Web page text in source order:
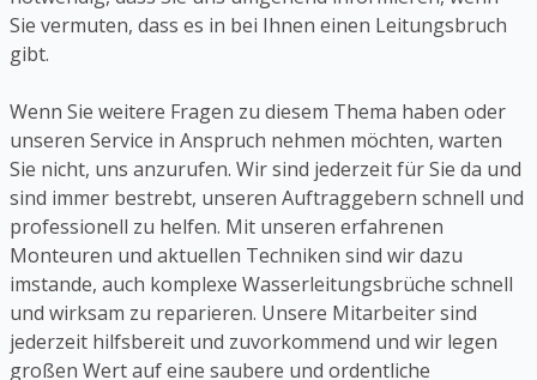
Sie vermuten, dass es in bei Ihnen einen Leitungsbruch
gibt.
Wenn Sie weitere Fragen zu diesem Thema haben oder
unseren Service in Anspruch nehmen möchten, warten
Sie nicht, uns anzurufen. Wir sind jederzeit für Sie da und
sind immer bestrebt, unseren Auftraggebern schnell und
professionell zu helfen. Mit unseren erfahrenen
Monteuren und aktuellen Techniken sind wir dazu
imstande, auch komplexe Wasserleitungsbrüche schnell
und wirksam zu reparieren. Unsere Mitarbeiter sind
jederzeit hilfsbereit und zuvorkommend und wir legen
großen Wert auf eine saubere und ordentliche